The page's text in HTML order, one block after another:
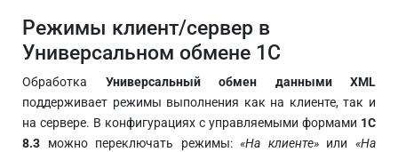
Режимы клиент/сервер в
Универсальном обмене 1С
Обработка Универсальный обмен данными XML
поддерживает режимы выполнения как на клиенте, так и
на сервере. В конфигурациях с управляемыми формами 1С
8.3 можно переключать режимы:«На клиенте»или«На